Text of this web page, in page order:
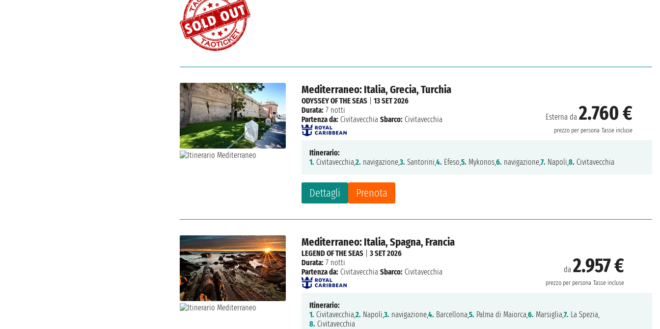
Mediterraneo: Italia, Grecia, Turchia
Esterna da2.760 €
prezzo per persona Tasse incluse
Dettagli Prenota
ODYSSEY OF THE SEAS |13 SET 2026
Durata: 7 notti
Partenza da: Civitavecchia Sbarco: Civitavecchia
Itinerario:
1. Civitavecchia,2. navigazione,3. Santorini,4. Efeso,5. Mykonos,6. navigazione,7. Napoli,8. Civitavecchia
Mediterraneo: Italia, Spagna, Francia
da2.957 €
prezzo per persona Tasse incluse
LEGEND OF THE SEAS |3 SET 2026
Durata: 7 notti
Partenza da: Civitavecchia Sbarco: Civitavecchia
Itinerario:
1. Civitavecchia,2. Napoli,3. navigazione,4. Barcellona,5. Palma di Maiorca,6. Marsiglia,7. La Spezia,
8. Civitavecchia